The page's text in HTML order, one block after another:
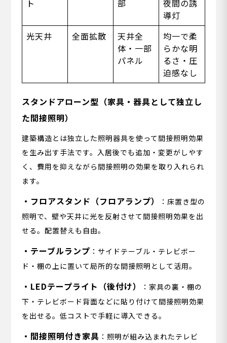
ト 部
夜間の誘
導灯
光天井
全面拡散
天井全
体・一部
パネル
均一で柔
らかな明
るさ・圧
迫感なし
スタンドアローン型（家具・器具として独立し
た間接照明）
建築構造とは独立した照明器具を使って間接照明効果
を生み出す手法です。入居後でも追加・変更がしやす
く、費用を抑えながら間接照明の効果を取り入れられ
ます。
・フロアスタンド（フロアランプ）
：床置き型の
照明で、壁や天井に光を反射させて間接照明効果を出
せる。配置替えも自由。
・テーブルランプ ：サイドテーブル・テレビボー
ド・棚の上に置いて局所的な間接照明として活用。
・LEDテープライト（後付け）
：家具の裏・棚の
下・テレビボード背面などに貼り付けて間接照明効果
を出せる。低コストで手軽に導入できる。
・間接照明付き家具 ：照明が組み込まれたテレビ